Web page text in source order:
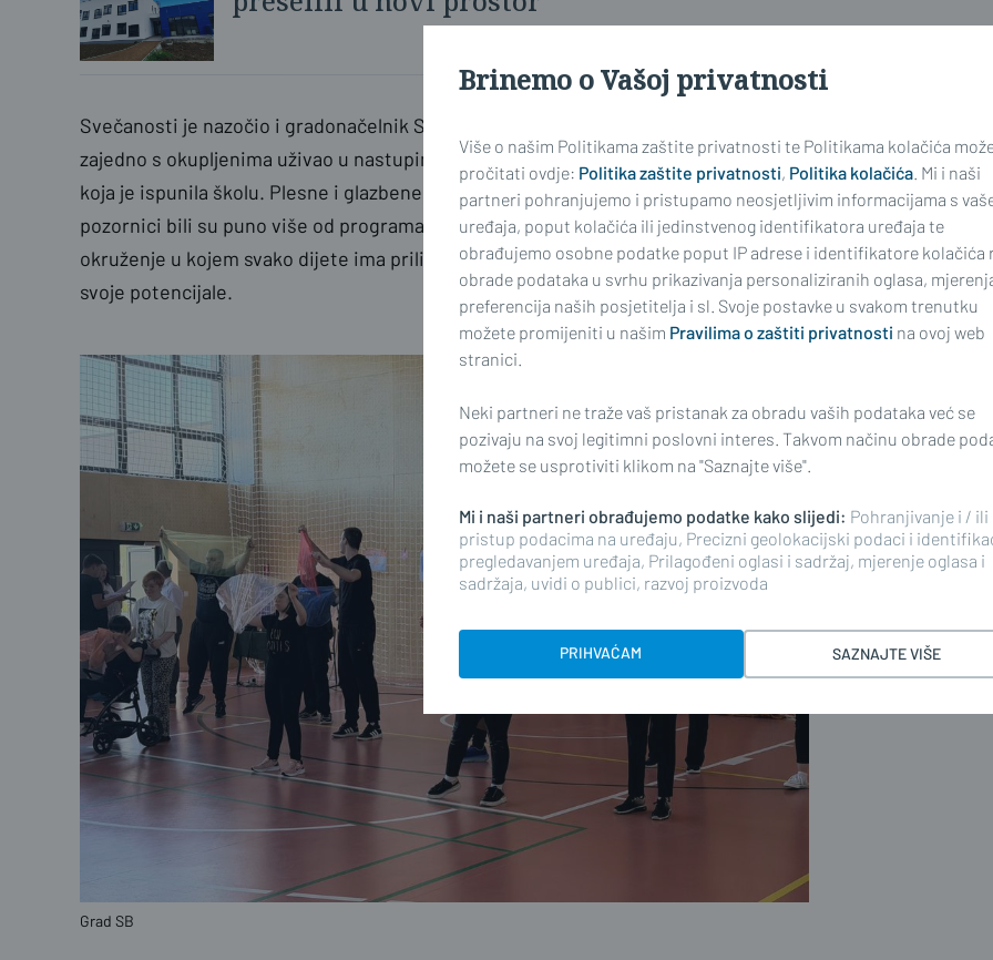
Svečanosti je nazočio i gradonačelnik Slavonskog Broda
zajedno s okupljenima uživao u nastupima učenika, njihovim osmijesima i energiji
koja je ispunila školu. Plesne i glazbene točke, recitacije i zajednički trenuci na
pozornici bili su puno više od programa. Bili su podsjetnik koliko je važno stvarati
okruženje u kojem svako dijete ima priliku pokazati svoje mogućnosti i razvijati
svoje potencijale.
Grad SB
Brinemo o Vašoj privatnosti
Više o našim Politikama zaštite privatnosti te Politikama kolačića
pročitati ovdje: Politika zaštite privatnosti, Politika kolačića . Mi i naši
partneri pohranjujemo i pristupamo neosjetljivim informacijama s
uređaja, poput kolačića ili jedinstvenog identifikatora uređaja te
obrađujemo osobne podatke poput IP adrese i identifikatore kolačića
obrade podataka u svrhu prikazivanja personaliziranih oglasa,
preferencija naših posjetitelja i sl. Svoje postavke u svakom trenutku
možete promijeniti u našim Pravilima o zaštiti privatnosti na ovoj web
stranici.
Neki partneri ne traže vaš pristanak za obradu vaših podataka već se
pozivaju na svoj legitimni poslovni interes. Takvom načinu obrade
možete se usprotiviti klikom na "Saznajte više".
Mi i naši partneri obrađujemo podatke kako slijedi: Pohranjivanje i / ili
pristup podacima na uređaju, Precizni geolokacijski podaci i
pregledavanjem uređaja, Prilagođeni oglasi i sadržaj, mjerenje oglasa i
sadržaja, uvidi o publici, razvoj proizvoda
PRIHVAĆAM SAZNAJTE VIŠE